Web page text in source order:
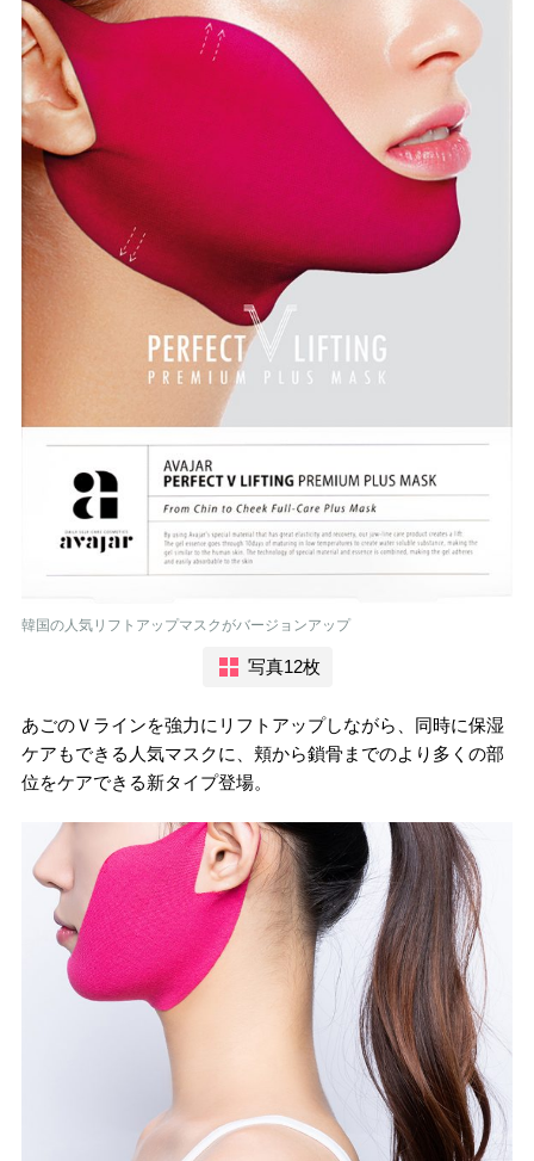
韓国の人気リフトアップマスクがバージョンアップ
写真12枚
あごのＶラインを強力にリフトアップしながら、同時に保湿
ケアもできる人気マスクに、頬から鎖骨までのより多くの部
位をケアできる新タイプ登場。